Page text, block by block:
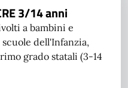
3/14 anni
a bambini e
dell'Infanzia,
grado statali (3-14